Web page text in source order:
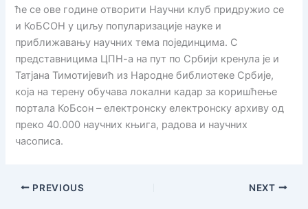
ће се ове године отворити Научни клуб придружио се
и КоБСОН у циљу популаризације науке и
приближавању научних тема појединцима. С
представницима ЦПН-а на пут по Србији кренула је и
Татјана Тимотијевић из Народне библиотеке Србије,
која на терену обучава локални кадар за коришћење
портала КоБсон – електронску електронску архиву од
преко 40.000 научних књига, радова и научних
часописа.
PREVIOUS NEXT